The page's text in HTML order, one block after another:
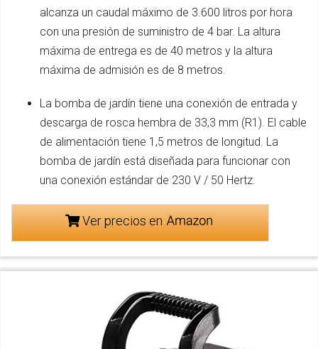
alcanza un caudal máximo de 3.600 litros por hora
con una presión de suministro de 4 bar. La altura
máxima de entrega es de 40 metros y la altura
máxima de admisión es de 8 metros.
La bomba de jardín tiene una conexión de entrada y
descarga de rosca hembra de 33,3 mm (R1). El cable
de alimentación tiene 1,5 metros de longitud. La
bomba de jardín está diseñada para funcionar con
una conexión estándar de 230 V / 50 Hertz.
Ver precios en